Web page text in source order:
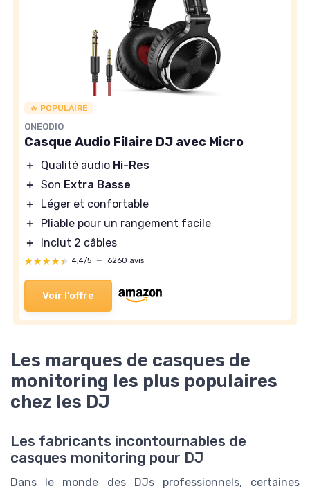
🔥 POPULAIRE
ONEODIO
Casque Audio Filaire DJ avec Micro
＋ Qualité audio Hi-Res
＋ Son Extra Basse
＋
Léger et confortable
＋
Pliable pour un rangement facile
＋
Inclut 2 câbles
★★★★★
★★★★★ 4,4/5 — 6260 avis
Voir l'offre
Les marques de casques de
monitoring les plus populaires
chez les DJ
Les fabricants incontournables de
casques monitoring pour DJ
Dans le monde des DJs professionnels, certaines